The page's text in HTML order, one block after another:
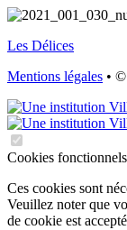
Les Délices
Mentions légales •
Cookies fonctionnels
Ces cookies sont
Veuillez noter que
de cookie est